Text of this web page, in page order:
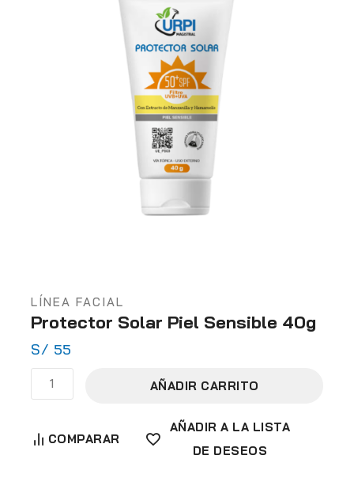
LÍNEA FACIAL
Protector Solar Piel Sensible 40g
S/ 55
AÑADIR CARRITO
COMPARAR
AÑADIR A LA LISTA
DE DESEOS